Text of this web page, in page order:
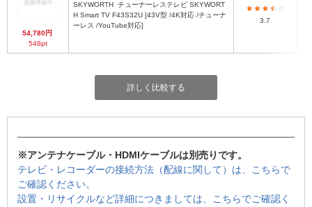
54,780円
548pt
SKYWORTH
H Smart TV F43S32U [43V型 /4K対応 /チューナ
ーレス /YouTube対応]
3.7
詳しく比較する
※アンテナケーブル・HDMIケーブルは別売りです。
テレビ・レコーダーの接続方法（配線に関して）は、こちらで
ご確認ください。
設置・リサイクルなど詳細につきましては、こちらでご確認く